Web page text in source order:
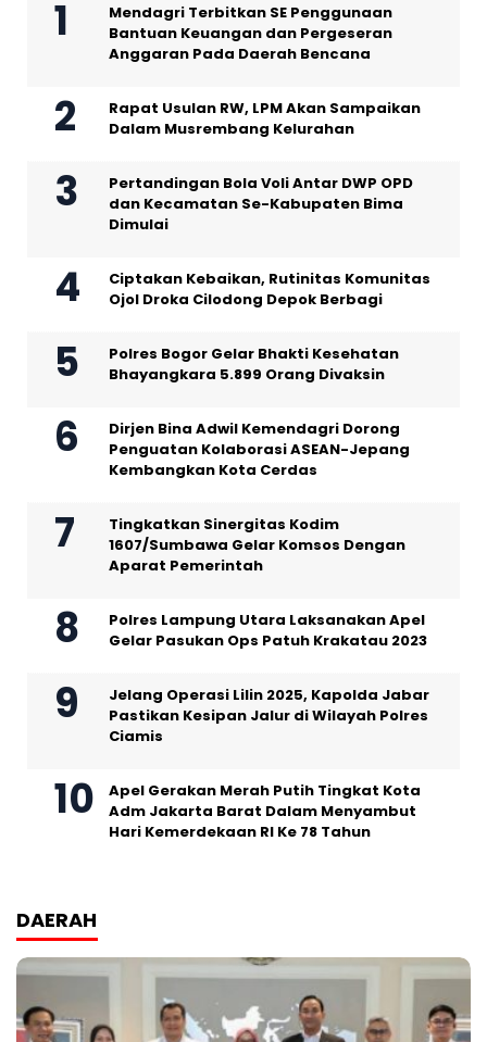
Mendagri Terbitkan SE Penggunaan
Bantuan Keuangan dan Pergeseran
Anggaran Pada Daerah Bencana
Rapat Usulan RW, LPM Akan Sampaikan
Dalam Musrembang Kelurahan
Pertandingan Bola Voli Antar DWP OPD
dan Kecamatan Se-Kabupaten Bima
Dimulai
Ciptakan Kebaikan, Rutinitas Komunitas
Ojol Droka Cilodong Depok Berbagi
Polres Bogor Gelar Bhakti Kesehatan
Bhayangkara 5.899 Orang Divaksin
Dirjen Bina Adwil Kemendagri Dorong
Penguatan Kolaborasi ASEAN-Jepang
Kembangkan Kota Cerdas
Tingkatkan Sinergitas Kodim
1607/Sumbawa Gelar Komsos Dengan
Aparat Pemerintah
Polres Lampung Utara Laksanakan Apel
Gelar Pasukan Ops Patuh Krakatau 2023
Jelang Operasi Lilin 2025, Kapolda Jabar
Pastikan Kesipan Jalur di Wilayah Polres
Ciamis
Apel Gerakan Merah Putih Tingkat Kota
Adm Jakarta Barat Dalam Menyambut
Hari Kemerdekaan RI Ke 78 Tahun
DAERAH